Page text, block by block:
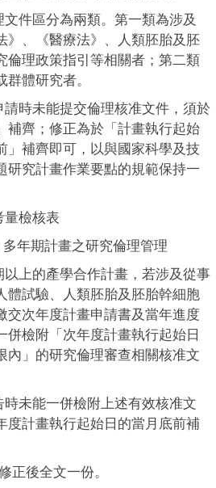
文件區分為兩類。第一類為涉及
》、《醫療法》、人類胚胎及胚
倫理政策指引等相關者；第二類
體研究者。
請時未能提交倫理核准文件，須於
補齊；修正為於「計畫執行起始
」補齊即可，以與國家科學及技
研究計畫作業要點的規範保持一
量檢核表
多年期計畫之研究倫理管理
以上的產學合作計畫，若涉及從事
體試驗、人類胚胎及胚胎幹細胞
交次年度計畫申請書及當年進度
併檢附「次年度計畫執行起始日
內」的研究倫理審查相關核准文
時未能一併檢附上述有效核准文
度計畫執行起始日的當月底前補
正後全文一份。